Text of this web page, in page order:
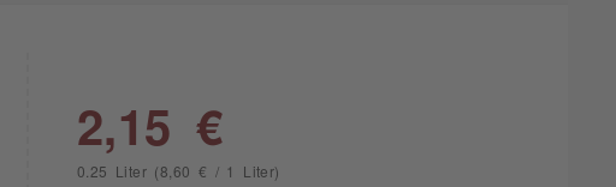
2,15 €
0.25 Liter (8,60 € / 1 Liter)